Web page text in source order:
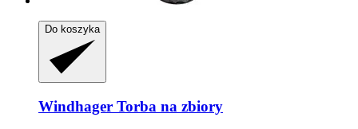
Do koszyka
Windhager Torba na zbiory